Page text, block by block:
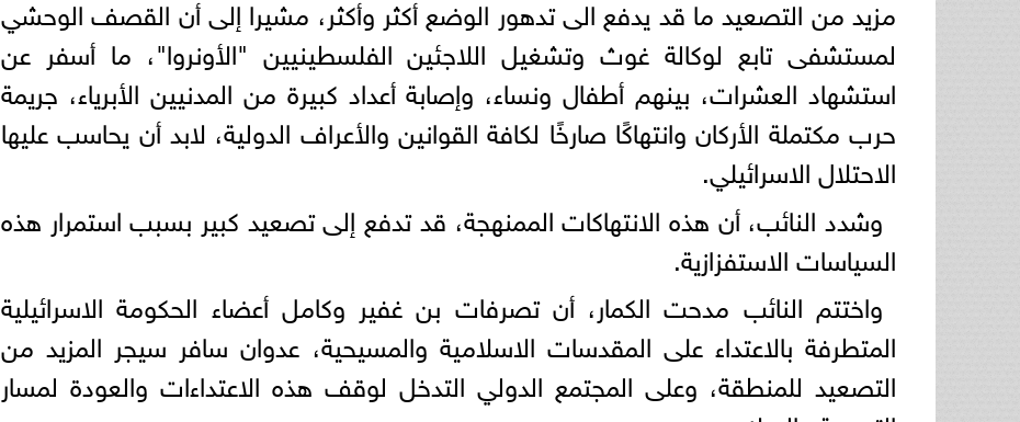
مزيد من التصعيد ما قد يدفع الى تدهور الوضع أكثر وأكثر، مشيرا إلى أن القصف الوحشي
لمستشفى تابع لوكالة غوث وتشغيل اللاجئين الفلسطينيين "الأونروا"، ما أسفر عن
استشهاد العشرات، بينهم أطفال ونساء، وإصابة أعداد كبيرة من المدنيين الأبرياء، جريمة
حرب مكتملة الأركان وانتهاكًا صارخًا لكافة القوانين والأعراف الدولية، لابد أن يحاسب عليها
الاحتلال الاسرائيلي.
وشدد النائب، أن هذه الانتهاكات الممنهجة، قد تدفع إلى تصعيد كبير بسبب استمرار هذه
السياسات الاستفزازية.
واختتم النائب مدحت الكمار، أن تصرفات بن غفير وكامل أعضاء الحكومة الاسرائيلية
المتطرفة بالاعتداء على المقدسات الاسلامية والمسيحية، عدوان سافر سيجر المزيد من
التصعيد للمنطقة، وعلى المجتمع الدولي التدخل لوقف هذه الاعتداءات والعودة لمسار